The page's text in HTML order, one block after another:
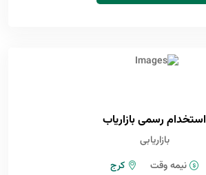
استخدام رسمی بازاریاب
بازاریابی
نیمه وقت
کرج